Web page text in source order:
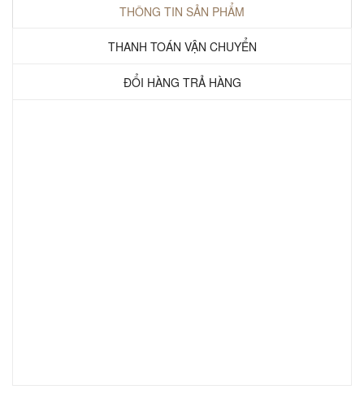
THÔNG TIN SẢN PHẨM
THANH TOÁN VẬN CHUYỂN
ĐỔI HÀNG TRẢ HÀNG